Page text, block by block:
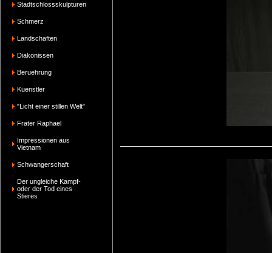
Stadtschlossskulpturen
Schmerz
Landschaften
Diakonissen
Beruehrung
Kuenstler
"Licht einer stillen Welt"
Frater Raphael
Impressionen aus
Vietnam
Schwangerschaft
Der ungleiche Kampf-
oder der Tod eines
Stieres